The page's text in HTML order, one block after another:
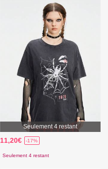
Seulement 4 restant
11,20€ -17%
Seulement 4 restant